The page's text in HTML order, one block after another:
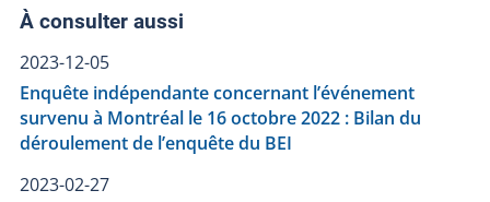
À consulter aussi
2023-12-05
Enquête indépendante concernant l’événement
survenu à Montréal le 16 octobre 2022 : Bilan du
déroulement de l’enquête du BEI
2023-02-27